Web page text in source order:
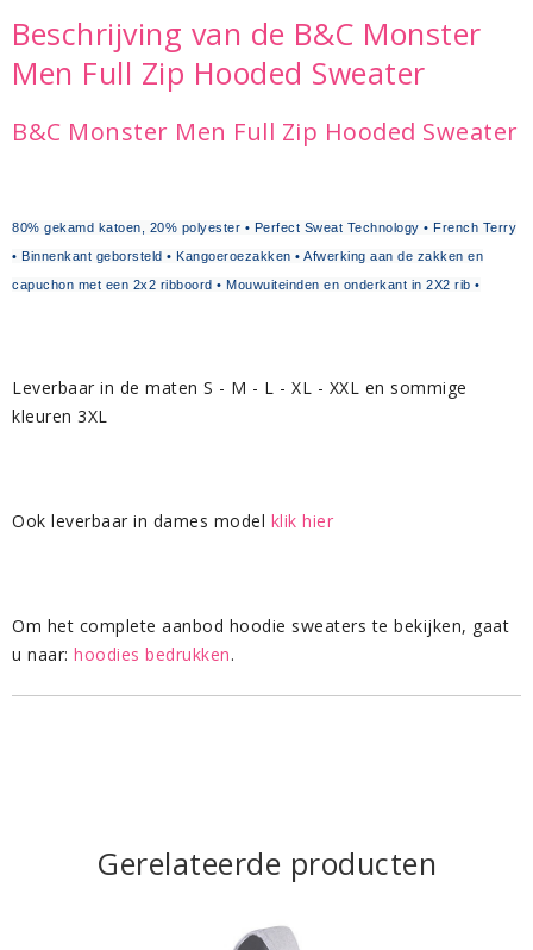
Beschrijving van de B&C Monster
Men Full Zip Hooded Sweater
B&C Monster Men Full Zip Hooded Sweater
80% gekamd katoen, 20% polyester • Perfect Sweat Technology • French Terry
• Binnenkant geborsteld • Kangoeroezakken • Afwerking aan de zakken en
capuchon met een 2x2 ribboord • Mouwuiteinden en onderkant in 2X2 rib •
Leverbaar in de maten S - M - L - XL - XXL en sommige
kleuren 3XL
Ook leverbaar in dames model klik hier
Om het complete aanbod hoodie sweaters te bekijken, gaat
u naar: hoodies bedrukken.
Gerelateerde producten